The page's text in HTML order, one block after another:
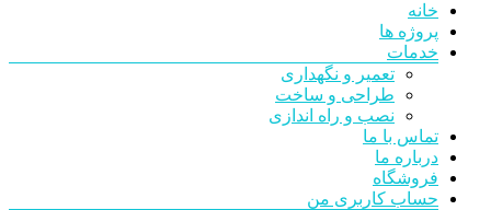
خانه
پروژه ها
خدمات
تعمیر و نگهداری
طراحی و ساخت
نصب و راه اندازی
تماس با ما
درباره ما
فروشگاه
حساب کاربری من